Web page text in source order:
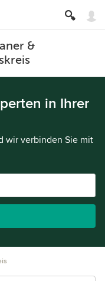
&
in Ihrer
wir verbinden Sie mit